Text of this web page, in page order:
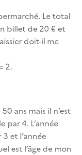
Le total
billet de 20 € et
doit-il me
2.
ans mais il n’est
par 4. L’année
et l’année
est l’âge de mon